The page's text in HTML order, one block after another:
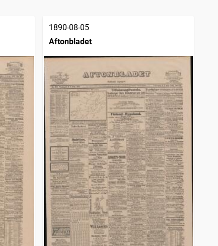
1890-08-05
Aftonbladet